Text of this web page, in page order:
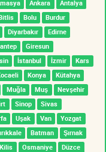
Ankara
Antalya
Bolu
Burdur
Diyarbakır
Edirne
Giresun
İstanbul İzmir
Kars
Konya
Kütahya
Muğla Muş
Nevşehir
Sinop
Sivas
Uşak Van
Yozgat
Batman
Şırnak
Kilis Osmaniye Düzce